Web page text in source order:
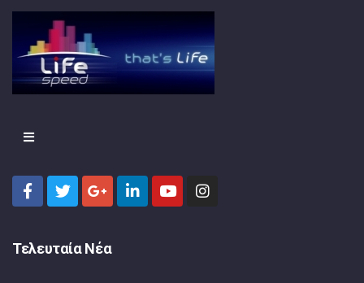
Τελευταία Νέα